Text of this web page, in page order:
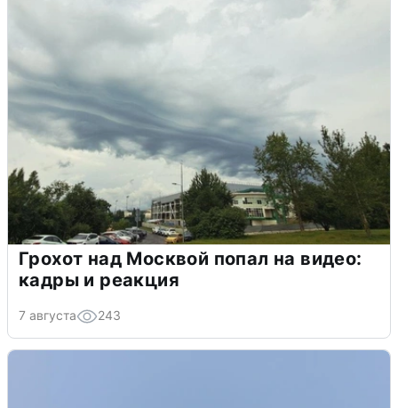
Грохот над Москвой попал на видео:
кадры и реакция
7 августа 243